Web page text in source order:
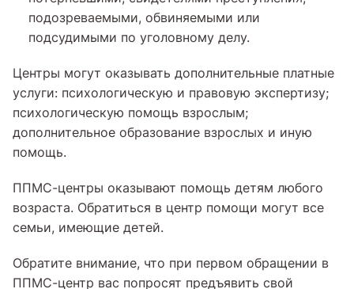
подозреваемыми, обвиняемыми или
подсудимыми по уголовному делу.
Центры могут оказывать дополнительные платные
услуги: психологическую и правовую экспертизу;
психологическую помощь взрослым;
дополнительное образование взрослых и иную
помощь.
ППМС-центры оказывают помощь детям любого
возраста. Обратиться в центр помощи могут все
семьи, имеющие детей.
Обратите внимание, что при первом обращении в
ППМС-центр вас попросят предъявить свой